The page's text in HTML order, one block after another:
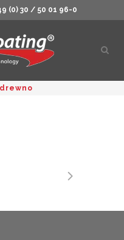
(0) 30 / 50 01 96-0